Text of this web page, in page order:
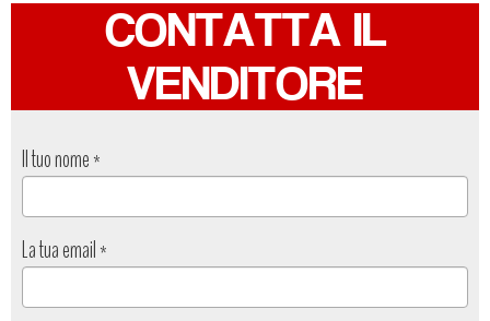
CONTATTA IL
VENDITORE
Il tuo nome*
La tua email*